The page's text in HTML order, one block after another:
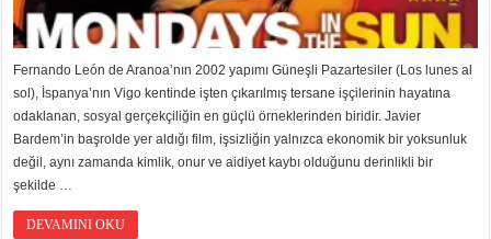
Fernando León de Aranoa’nın 2002 yapımı Güneşli Pazartesiler (Los lunes al
sol), İspanya’nın Vigo kentinde işten çıkarılmış tersane işçilerinin hayatına
odaklanan, sosyal gerçekçiliğin en güçlü örneklerinden biridir. Javier
Bardem’in başrolde yer aldığı film, işsizliğin yalnızca ekonomik bir yoksunluk
değil, aynı zamanda kimlik, onur ve aidiyet kaybı olduğunu derinlikli bir
şekilde …
DEVAMINI OKU